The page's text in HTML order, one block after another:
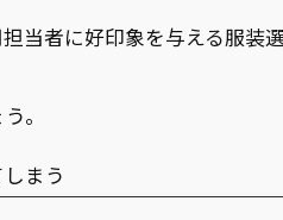
当者に好印象を与える服装
。
まう